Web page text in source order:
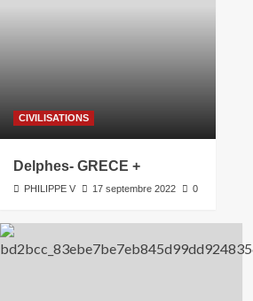
CIVILISATIONS
Delphes- GRECE +
PHILIPPE V 17 septembre 2022 0